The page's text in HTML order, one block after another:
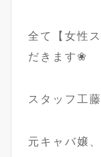
全て【女性
だきます❀
スタッフ工
元キャバ嬢